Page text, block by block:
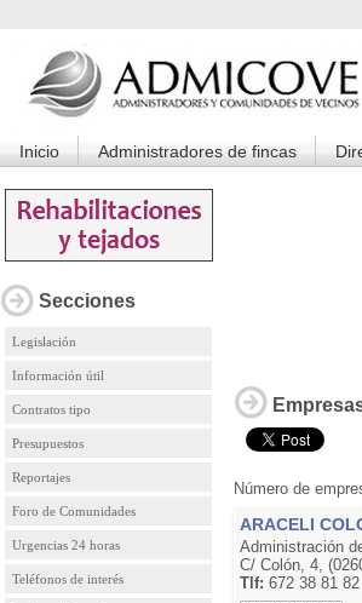
Inicio Administradores de fincas
Secciones
Legislación
Información útil
Contratos tipo
Presupuestos
Reportajes
Foro de Comunidades
Urgencias 24 horas
Teléfonos de interés
Número de
ARACELI
Administración
C/ Colón, 4,
Tlf:672 38 81 82